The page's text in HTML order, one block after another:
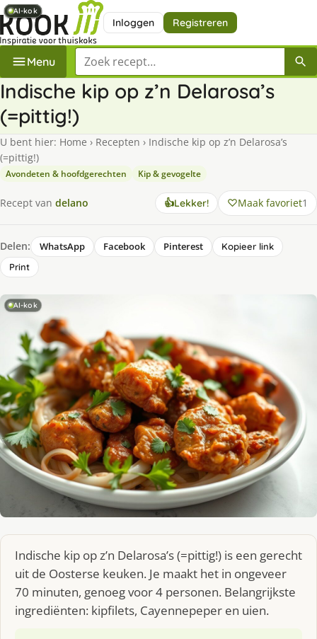
Inloggen Registreren
Menu Zoek een recept
Indische kip op z’n Delarosa’s
(=pittig!)
U bent hier: Home › Recepten › Indische kip op z’n Delarosa’s
(=pittig!)
Avondeten & hoofdgerechten Kip & gevogelte
Recept van delano 👍Lekker! Maak favoriet1
Delen: WhatsApp Facebook Pinterest
Kopieer link
Print
AI-kok
Indische kip op z’n Delarosa’s (=pittig!) is een gerecht
uit de Oosterse keuken. Je maakt het in ongeveer
70 minuten, genoeg voor 4 personen. Belangrijkste
ingrediënten: kipfilets, Cayennepeper en uien.
AI-kok
AI-kok
AI-kok
AI-kok
AI-kok
AI-kok
AI-kok